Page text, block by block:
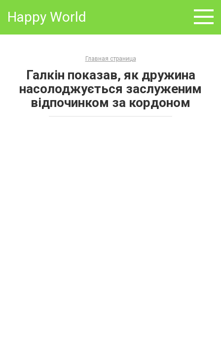
Happy World
Главная страница
Галкін показав, як дружина
насолоджується заслуженим
відпочинком за кордоном